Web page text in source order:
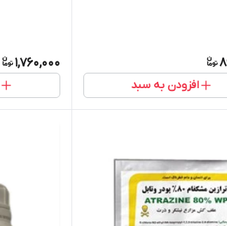
افزودن به سبد
1,760,000